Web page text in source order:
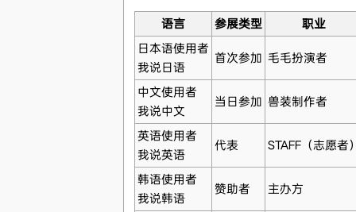
语言 参展类型
职业
日本语使用者
我说日语
首次参加 毛毛扮演者
中文使用者
我说中文
当日参加 兽装制作者
英语使用者
我说英语
代表 STAFF（志愿者
韩语使用者
我说韩语
赞助者 主办方